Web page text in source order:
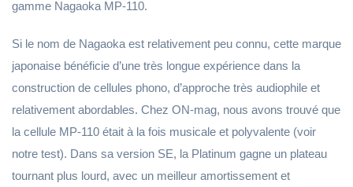
gamme Nagaoka MP-110.
Si le nom de Nagaoka est relativement peu connu, cette marque
japonaise bénéficie d’une très longue expérience dans la
construction de cellules phono, d’approche très audiophile et
relativement abordables. Chez ON-mag, nous avons trouvé que
la cellule MP-110 était à la fois musicale et polyvalente (voir
notre test). Dans sa version SE, la Platinum gagne un plateau
tournant plus lourd, avec un meilleur amortissement et